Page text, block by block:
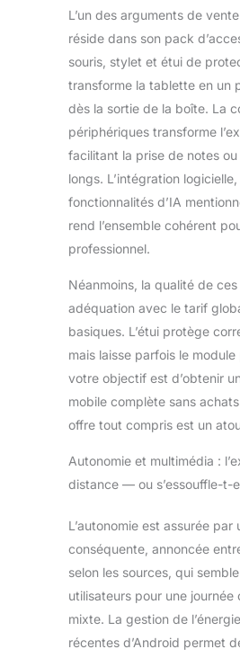
L’un des arguments de
réside dans son pack
souris, stylet et étui de
transforme la tablette en un
dès la sortie de la boîte. La
périphériques transforme
facilitant la prise de notes ou
longs. L’intégration
fonctionnalités d’IA
rend l’ensemble cohérent
professionnel.
Néanmoins, la qualité de
adéquation avec le tarif
basiques. L’étui protège
mais laisse parfois le
votre objectif est d’obtenir
mobile complète sans
offre tout compris est un
Autonomie et multimédia :
distance — ou s’essouffle-t-
L’autonomie est assurée par
conséquente, annoncée
selon les sources, qui
utilisateurs pour une journée
mixte. La gestion de
récentes d’Android permet